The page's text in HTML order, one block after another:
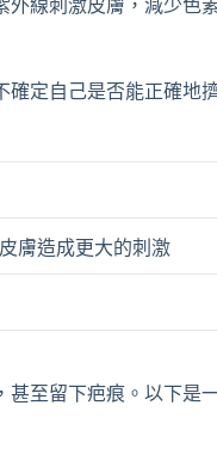
外線刺激皮膚，減少色
確定自己是否能正確地
膚造成更大的刺激
甚至留下疤痕。以下是